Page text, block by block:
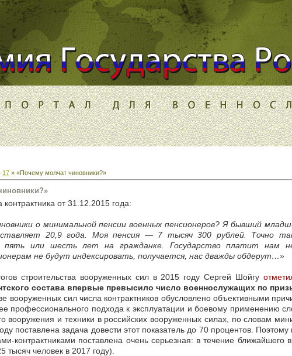
17 » «Почему молчат чиновники?»
от 31.12.2015 года:
о минимальной пенсии военных пенсионеров? Я бывший
20,9 года. Моя пенсия — 7 тысяч 300 рублей. Точно
пять или шесть лет на гражданке. Государство платит нам
не будут индексировать, получается, нас дважды обдерут…»
строительства вооруженных сил в 2015 году Сергей Шойгу
состава впервые превысило число военнослужащих по
вооруженных сил числа контрактников обусловлено объективными
профессионального подхода к эксплуатации и боевому применению
вооружения и техники в российских вооруженных силах, по словам
поставлена задача довести этот показатель до 70 процентов.
контрактниками поставлена очень серьезная: в течение ближайшего
тысяч человек в 2017 году).